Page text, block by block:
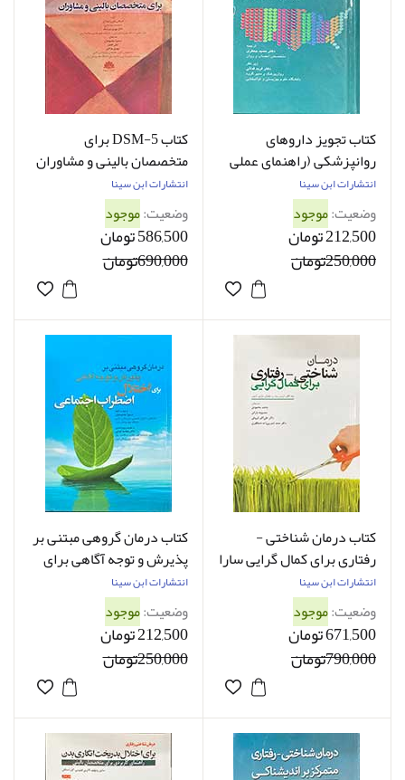
کتاب تجویز داروهای
روانپزشکی (راهنمای عملی
مادزلی) دیوید تیلور ترجمه
حمید جعفری
انتشارات ابن سینا
وضعیت:موجود
212,500 تومان
250,000تومان
کتاب DSM-5 برای
متخصصان بالینی و مشاوران
معصومیان
انتشارات ابن سینا
وضعیت:موجود
586,500 تومان
690,000تومان
کتاب درمان شناختی -
رفتاری برای کمال گرایی سارا
اگان ترجمه محمد محمودی
انتشارات ابن سینا
وضعیت:موجود
671,500 تومان
790,000تومان
کتاب درمان گروهی مبتنی بر
پذیرش و توجه آگاهی برای
اختلال اضطراب اجتماعی
سمیرا معصومیان
انتشارات ابن سینا
وضعیت:موجود
212,500 تومان
250,000تومان